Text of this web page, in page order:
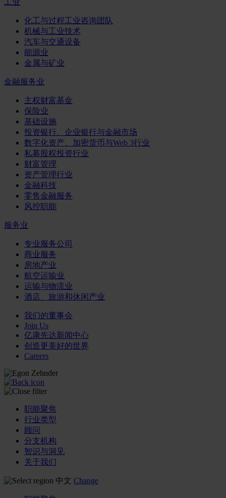
工业
化工与过程工业咨询团队
机械与工业技术
汽车与交通设备
能源业
金属与矿业
金融服务业
主权财富基金
保险业
基础设施
投资银行、企业银行与金融市场
数字化资产、加密货币与Web 3行业
私募股权投资行业
财富管理
资产管理行业
金融科技
零售金融服务
风控职能
服务业
专业服务公司
商业服务
房地产业
航空运输业
运输与物流业
酒店、旅游和休闲产业
我们的董事会
Join Us
亿康先达新闻中心
创造更美好的世界
Careers
职能聚焦
行业类型
顾问
分支机构
智识与洞见
关于我们
中文 Change